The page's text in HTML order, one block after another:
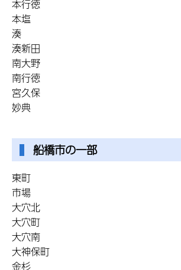
本行徳
本塩
湊
湊新田
南大野
南行徳
宮久保
妙典
船橋市の一部
東町
市場
大穴北
大穴町
大穴南
大神保町
金杉